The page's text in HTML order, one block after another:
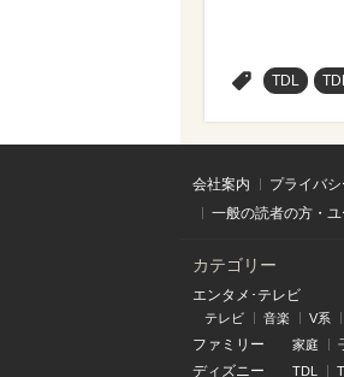
TDL
会社案内 プライバ
一般の読者の方・
カテゴリー
エンタメ･テレビ
テレビ 音楽 V系
ファミリー 家庭
ディズニー TDL